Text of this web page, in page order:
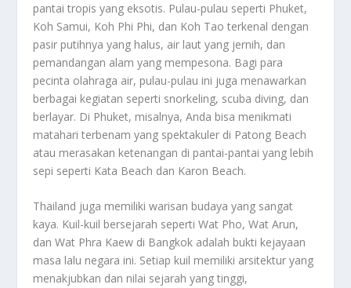
pantai tropis yang eksotis. Pulau-pulau seperti Phuket,
Koh Samui, Koh Phi Phi, dan Koh Tao terkenal dengan
pasir putihnya yang halus, air laut yang jernih, dan
pemandangan alam yang mempesona. Bagi para
pecinta olahraga air, pulau-pulau ini juga menawarkan
berbagai kegiatan seperti snorkeling, scuba diving, dan
berlayar. Di Phuket, misalnya, Anda bisa menikmati
matahari terbenam yang spektakuler di Patong Beach
atau merasakan ketenangan di pantai-pantai yang lebih
sepi seperti Kata Beach dan Karon Beach.
Thailand juga memiliki warisan budaya yang sangat
kaya. Kuil-kuil bersejarah seperti Wat Pho, Wat Arun,
dan Wat Phra Kaew di Bangkok adalah bukti kejayaan
masa lalu negara ini. Setiap kuil memiliki arsitektur yang
menakjubkan dan nilai sejarah yang tinggi,